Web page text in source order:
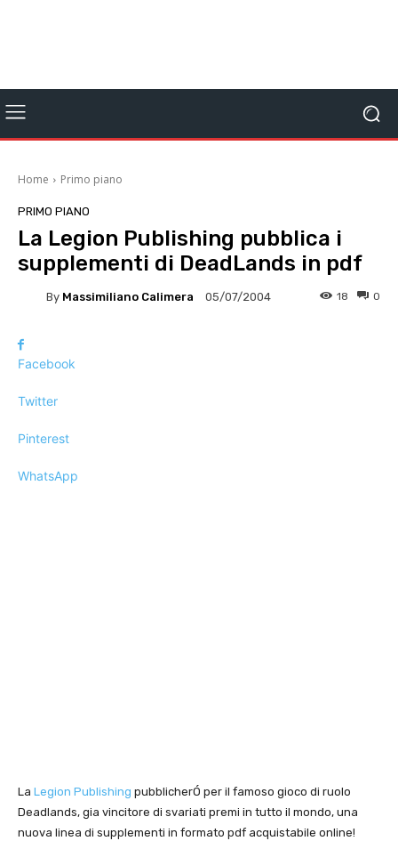
Home Primo piano
PRIMO PIANO
La Legion Publishing pubblica i
supplementi di DeadLands in pdf
By Massimiliano Calimera 05/07/2004 0
18
Facebook
Twitter
Pinterest
WhatsApp
La Legion Publishing pubblicherÓ per il famoso gioco di ruolo
Deadlands, gia vincitore di svariati premi in tutto il mondo, una
nuova linea di supplementi in formato pdf acquistabile online!